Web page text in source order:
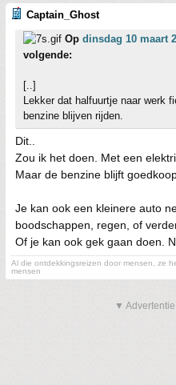
Captain_Ghost
Op dinsdag 10 maart
volgende:
[..]
Lekker dat halfuurtje naar werk
benzine blijven rijden.
Dit..
Zou ik het doen. Met een
Maar de benzine blijft
Je kan ook een kleinere auto
boodschappen, regen, of
Of je kan ook gek gaan doen.
Al die ontdekkingsreizen door mensen, ze
mensen
▼